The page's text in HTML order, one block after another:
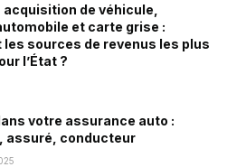
de véhicule,
et carte grise :
les sources de revenus les plus
l’État ?
votre assurance auto :
assuré, conducteur